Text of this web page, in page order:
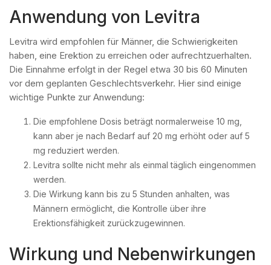
Anwendung von Levitra
Levitra wird empfohlen für Männer, die Schwierigkeiten
haben, eine Erektion zu erreichen oder aufrechtzuerhalten.
Die Einnahme erfolgt in der Regel etwa 30 bis 60 Minuten
vor dem geplanten Geschlechtsverkehr. Hier sind einige
wichtige Punkte zur Anwendung:
Die empfohlene Dosis beträgt normalerweise 10 mg,
kann aber je nach Bedarf auf 20 mg erhöht oder auf 5
mg reduziert werden.
Levitra sollte nicht mehr als einmal täglich eingenommen
werden.
Die Wirkung kann bis zu 5 Stunden anhalten, was
Männern ermöglicht, die Kontrolle über ihre
Erektionsfähigkeit zurückzugewinnen.
Wirkung und Nebenwirkungen